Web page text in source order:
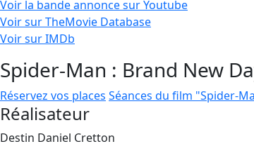
Voir la bande annonce sur Youtube
Voir sur TheMovie Database
Voir sur IMDb
Spider-Man : Brand New
Réservez vos places Séances du film "Spider-
Réalisateur
Destin Daniel Cretton